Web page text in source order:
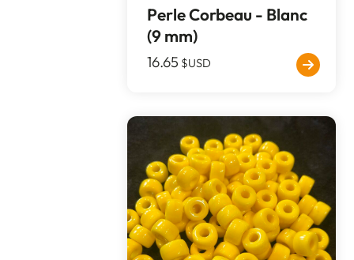
Perle Corbeau - Blanc
(9 mm)
16.65 $USD